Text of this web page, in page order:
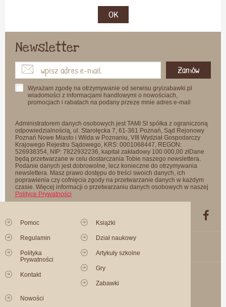
OK
Newsletter
Zamów
Wyrażam zgodę na otrzymywanie od serwisu gryizabawki.pl
wiadomości z informacjami handlowymi o nowościach,
promocjach i rabatach na podany przeze mnie adres e-mail
Administratorem danych osobowych jest TAMI SI spółka z ograniczoną
odpowiedzialnością, ul. Starołęcka 7, 61-361 Poznań, Sąd Rejonowy
Poznań Nowe Miasto i Wilda w Poznaniu, VIII Wydział Gospodarczy
Krajowego Rejestru Sądowego, KRS: 0001068447, REGON:
526938354, NIP: 7822932236, kapitał zakładowy 100 000,00 złDane
będą przetwarzane w celu dostarczania Tobie naszego newslettera.
Podanie danych jest dobrowolne, lecz konieczne do otrzymywania
newslettera. Masz prawo dostępu do treści swoich danych, ich
poprawienia czy cofnięcia zgody na przetwarzanie danych w każdym
czasie. Więcej informacji o przetwarzaniu danych osobowych w naszej
Polityce Prywatności
Pomoc
Regulamin
Polityka
Prywatności
Kontakt
Książki
Dział naukowy
Artykuły szkolne
Gry
Zabawki
Nowości